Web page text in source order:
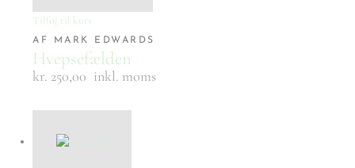
Tilføj til kurv
AF MARK EDWARDS
Hvepsefælden
kr. 250,00 inkl. moms